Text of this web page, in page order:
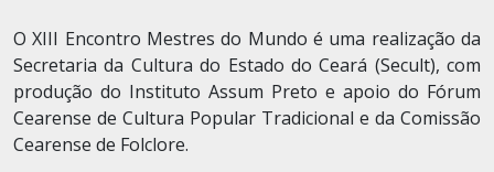
O XIII Encontro Mestres do Mundo é uma realização da
Secretaria da Cultura do Estado do Ceará (Secult), com
produção do Instituto Assum Preto e apoio do Fórum
Cearense de Cultura Popular Tradicional e da Comissão
Cearense de Folclore.